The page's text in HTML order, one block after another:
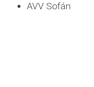
AVV Sofán